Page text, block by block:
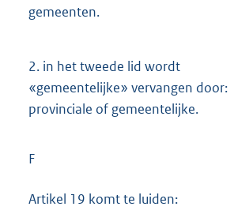
gemeenten.
2. in het tweede lid wordt
«gemeentelijke» vervangen door:
provinciale of gemeentelijke.
F
Artikel 19 komt te luiden: